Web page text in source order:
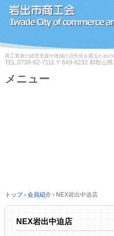
商工業者の経営支援や地域の活性化を図るための
TEL.0736-62-7111 〒649-6232 和歌山
メニュー
トップ › 会員紹介 › NEX岩出中迫店
NEX岩出中迫店